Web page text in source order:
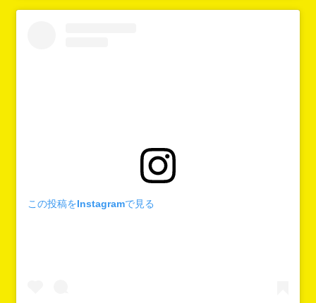
この投稿をInstagramで見る